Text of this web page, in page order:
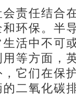
责任结合
环保。半
活中不可
等方面，
它们在保
二氧化碳